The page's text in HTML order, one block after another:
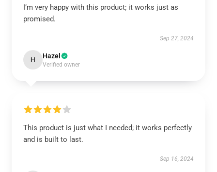
I’m very happy with this product; it works just as
promised.
Sep 27, 2024
H Hazel
Verified owner
This product is just what I needed; it works perfectly
and is built to last.
Sep 16, 2024